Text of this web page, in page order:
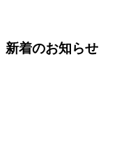
新着のお知らせ